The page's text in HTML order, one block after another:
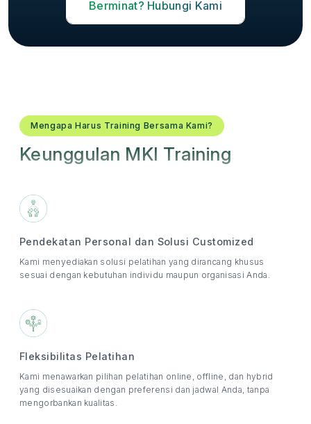
Berminat? Hubungi Kami
Mengapa Harus Training Bersama Kami?
Keunggulan MKI Training
Pendekatan Personal dan Solusi Customized
Kami menyediakan solusi pelatihan yang dirancang khusus
sesuai dengan kebutuhan individu maupun organisasi Anda.
Fleksibilitas Pelatihan
Kami menawarkan pilihan pelatihan online, offline, dan hybrid
yang disesuaikan dengan preferensi dan jadwal Anda, tanpa
mengorbankan kualitas.